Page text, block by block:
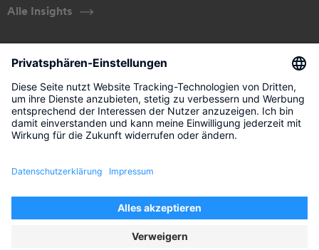
Alle Insights
ÜBER UNS
Unser Ansatz
Management
ImpressumRechtliche HinweiseDatenschutz
Privatsphären-Einstellungen